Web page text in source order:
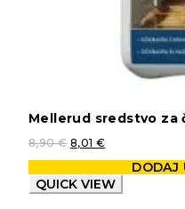
Mellerud sredstvo za
8,90€ 8,01 €
DODAJ
QUICK VIEW